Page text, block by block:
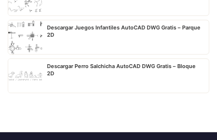
Descargar Juegos Infantiles AutoCAD DWG Gratis – Parque
2D
Descargar Perro Salchicha AutoCAD DWG Gratis – Bloque
2D